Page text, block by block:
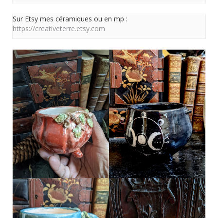
Sur Etsy mes céramiques ou en mp :
https://creativeterre.etsy.com